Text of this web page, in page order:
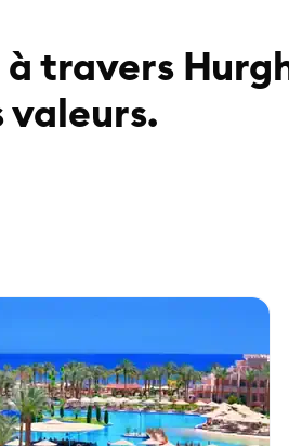
travers
valeurs.